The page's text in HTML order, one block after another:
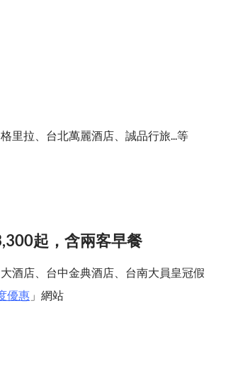
里拉、台北萬麗酒店、誠品行旅...等
起，含兩客早餐
酒店、台中金典酒店、台南大員皇冠假
優惠 」網站